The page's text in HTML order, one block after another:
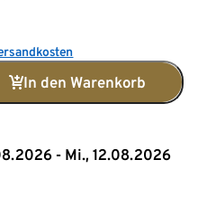
In den Warenkorb
- Mi., 12.08.2026